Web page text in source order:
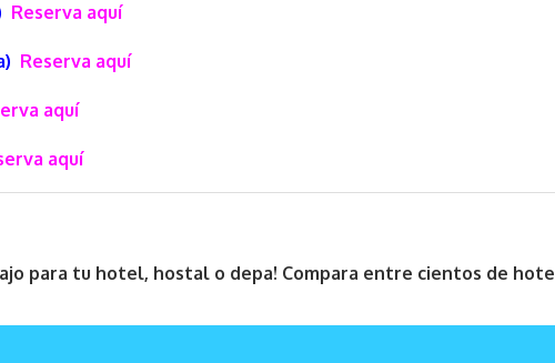
Reserva aquí
Reserva aquí
aquí
aquí
para tu hotel, hostal o depa! Compara entre cientos de